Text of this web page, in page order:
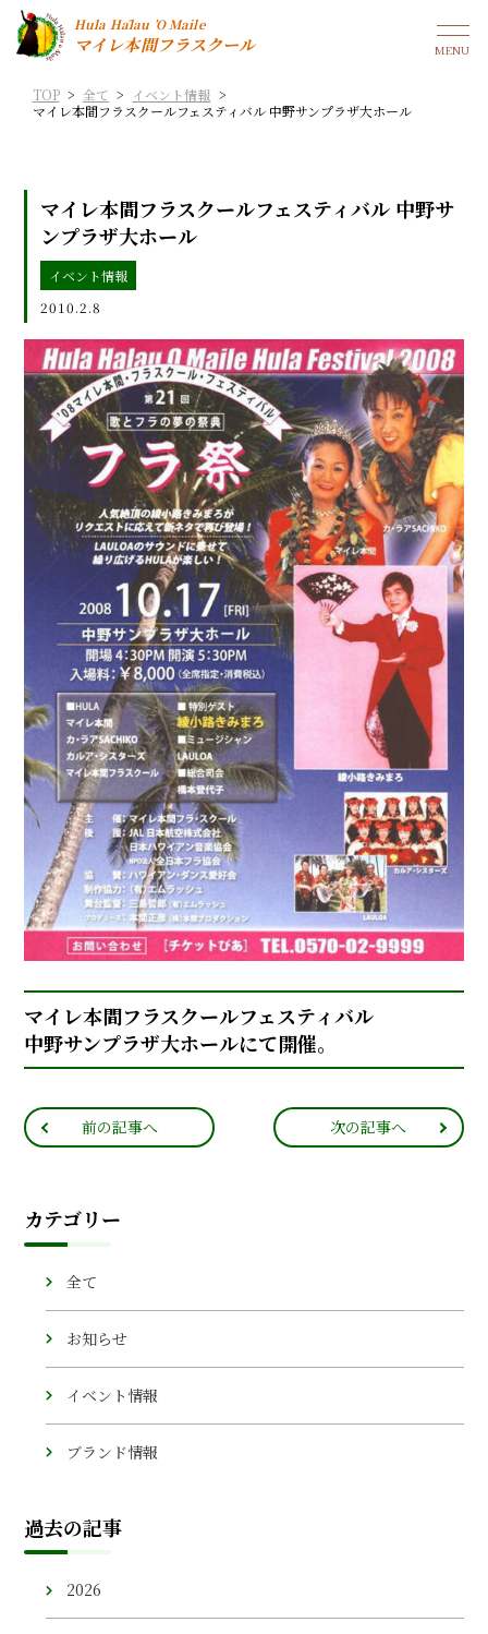
Hula Hālau ’O Maile
マイレ本間フラスクール
TOP > 全て > イベント情報 >
マイレ本間フラスクールフェスティバル 中野サンプラザ大ホール
マイレ本間フラスクールフェスティバル 中野サ
ンプラザ大ホール
イベント情報
2010.2.8
マイレ本間フラスクールフェスティバル
中野サンプラザ大ホールにて開催。
前の記事へ 次の記事へ
カテゴリー
全て
お知らせ
イベント情報
ブランド情報
過去の記事
2026